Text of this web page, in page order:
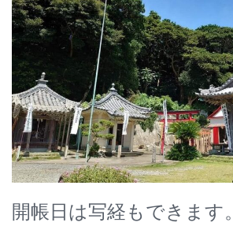
開帳日は写経もできます。